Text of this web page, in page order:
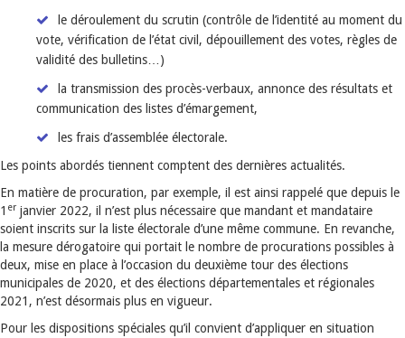
le déroulement du scrutin (contrôle de l’identité au moment du
vote, vérification de l’état civil, dépouillement des votes, règles de
validité des bulletins…)
la transmission des procès-verbaux, annonce des résultats et
communication des listes d’émargement,
les frais d’assemblée électorale.
Les points abordés tiennent comptent des dernières actualités.
En matière de procuration, par exemple, il est ainsi rappelé que depuis le
1 er janvier 2022, il n’est plus nécessaire que mandant et mandataire
soient inscrits sur la liste électorale d’une même commune. En revanche,
la mesure dérogatoire qui portait le nombre de procurations possibles à
deux, mise en place à l’occasion du deuxième tour des élections
municipales de 2020, et des élections départementales et régionales
2021, n’est désormais plus en vigueur.
Pour les dispositions spéciales qu’il convient d’appliquer en situation